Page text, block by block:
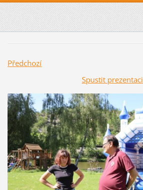
Předchozí
Spustit prezentaci